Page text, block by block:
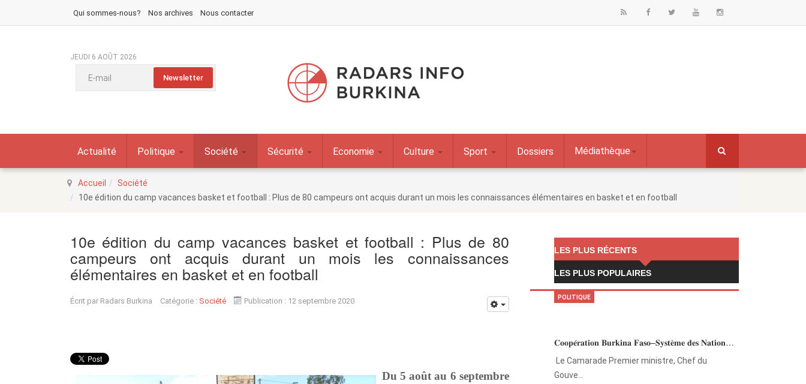
Qui sommes-nous? Nos archives Nous contacter
JEUDI 6 AOÛT 2026
Actualité Politique Société Sécurité Economie Culture Sport Dossiers Médiathèque
Accueil
Société
10e édition du camp vacances basket et football : Plus de 80 campeurs ont acquis durant un mois les connaissances élémentaires en basket et en football
10e édition du camp vacances basket et football : Plus de 80
campeurs ont acquis durant un mois les connaissances
élémentaires en basket et en football
Écrit par Radars Burkina Catégorie : Société Publication : 12 septembre 2020
Du 5 août au 6 septembre
LES PLUS RÉCENTS
LES PLUS POPULAIRES
𝐂𝐨𝐨𝐩𝐞́𝐫𝐚𝐭𝐢𝐨𝐧 𝐁𝐮𝐫𝐤𝐢𝐧𝐚 𝐅𝐚𝐬𝐨–𝐒𝐲𝐬𝐭𝐞̀𝐦𝐞 𝐝𝐞𝐬 𝐍𝐚𝐭𝐢𝐨𝐧…
‎Le Camarade Premier ministre, Chef du
Gouve…
POLITIQUE